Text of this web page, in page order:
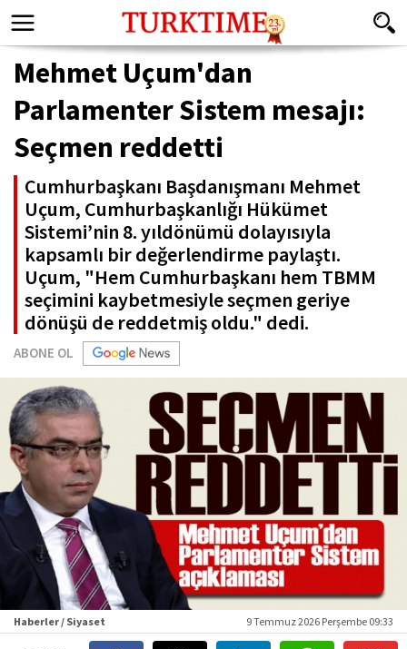
Mehmet Uçum'dan
Parlamenter Sistem mesajı:
Seçmen reddetti
Cumhurbaşkanı Başdanışmanı Mehmet
Uçum, Cumhurbaşkanlığı Hükümet
Sistemi’nin 8. yıldönümü dolayısıyla
kapsamlı bir değerlendirme paylaştı.
Uçum, "Hem Cumhurbaşkanı hem TBMM
seçimini kaybetmesiyle seçmen geriye
dönüşü de reddetmiş oldu." dedi.
ABONE OL
Haberler / Siyaset 9 Temmuz 2026 Perşembe 09:33